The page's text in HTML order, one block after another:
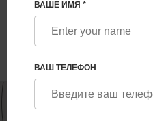
СУРРОГАТНОЙ
БЕСПЛОДНОЙ
ВАШЕ ИМЯ *
ВАШ ТЕЛЕФОН